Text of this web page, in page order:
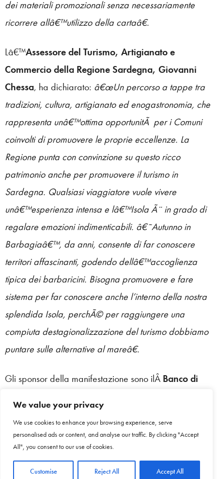
We value your privacy
We use cookies to enhance your browsing experience, serve
personalised ads or content, and analyse our traffic. By clicking "Accept
All", you consent to our use of cookies.
Customise Reject All Accept All
dei materiali promozionali senza necessariamente
ricorrere allâ€™utilizzo della cartaâ€.
Lâ€™Assessore del Turismo, Artigianato e
Commercio della Regione Sardegna, Giovanni
Chessa, ha dichiarato: â€œUn percorso a tappe tra
tradizioni, cultura, artigianato ed enogastronomia, che
rappresenta unâ€™ottima opportunitÃ per i Comuni
coinvolti di promuovere le proprie eccellenze. La
Regione punta con convinzione su questo ricco
patrimonio anche per promuovere il turismo in
Sardegna. Qualsiasi viaggiatore vuole vivere
unâ€™esperienza intensa e lâ€™Isola Ã¨ in grado di
regalare emozioni indimenticabili. â€˜Autunno in
Barbagiaâ€™, da anni, consente di far conoscere
territori affascinanti, godendo dellâ€™accoglienza
tipica dei barbaricini. Bisogna promuovere e fare
sistema per far conoscere anche l’interno della nostra
splendida Isola, perchÃ© per raggiungere una
compiuta destagionalizzazione del turismo dobbiamo
puntare sulle alternative al mareâ€.
Gli sponsor della manifestazione sono ilÂ Banco di
Cuore dellâ€™Isola
partnerÂGrimaldi Linesche veicolerÃ il circuito
attraverso i propri strumenti di comunicazione.